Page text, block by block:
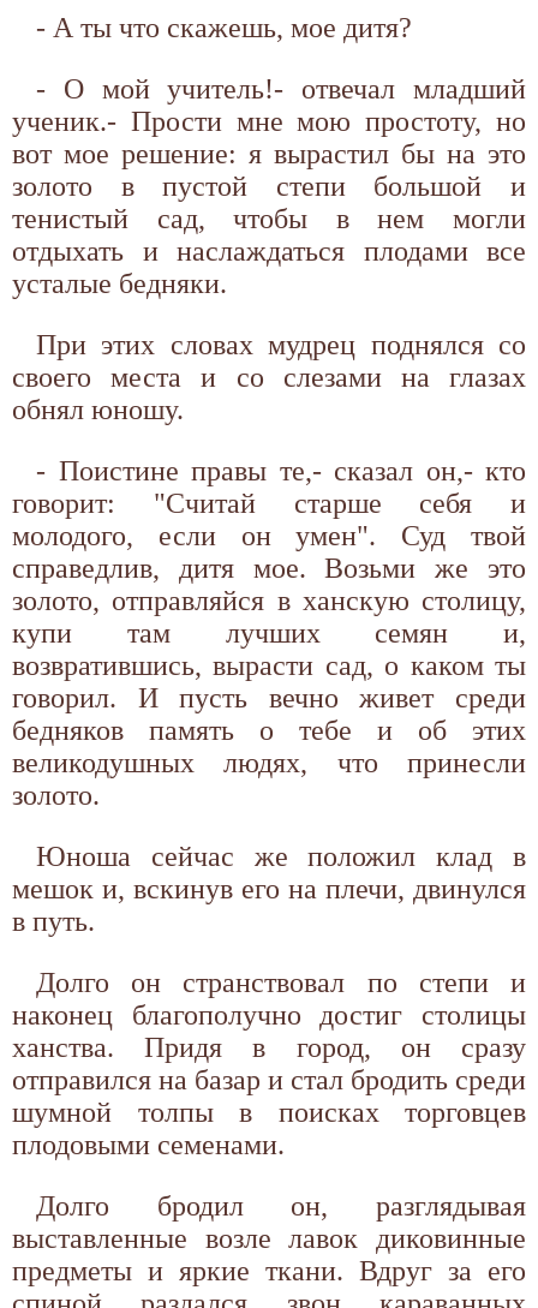
- А ты что скажешь, мое дитя?
- О мой учитель!- отвечал младший
ученик.- Прости мне мою простоту, но
вот мое решение: я вырастил бы на это
золото в пустой степи большой и
тенистый сад, чтобы в нем могли
отдыхать и наслаждаться плодами все
усталые бедняки.
При этих словах мудрец поднялся со
своего места и со слезами на глазах
обнял юношу.
- Поистине правы те,- сказал он,- кто
говорит: "Считай старше себя и
молодого, если он умен". Суд твой
справедлив, дитя мое. Возьми же это
золото, отправляйся в ханскую столицу,
купи там лучших семян и,
возвратившись, вырасти сад, о каком ты
говорил. И пусть вечно живет среди
бедняков память о тебе и об этих
великодушных людях, что принесли
золото.
Юноша сейчас же положил клад в
мешок и, вскинув его на плечи, двинулся
в путь.
Долго он странствовал по степи и
наконец благополучно достиг столицы
ханства. Придя в город, он сразу
отправился на базар и стал бродить среди
шумной толпы в поисках торговцев
плодовыми семенами.
Долго бродил он, разглядывая
выставленные возле лавок диковинные
предметы и яркие ткани. Вдруг за его